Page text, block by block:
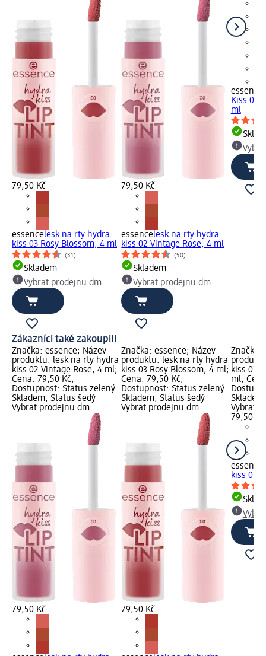
79,50 Kč
essencelesk na rty hydra
kiss 03 Rosy Blossom, 4 ml
(31)
Skladem
Vybrat prodejnu dm
79,50 Kč
essencelesk na rty hydra
kiss 02 Vintage Rose, 4 ml
(50)
Skladem
Vybrat prodejnu dm
essence
Kiss 09
ml
Zákazníci také zakoupili
Značka: essence; Název
produktu: lesk na rty hydra
kiss 02 Vintage Rose, 4 ml;
Cena: 79,50 Kč;
Dostupnost: Status zelený
Skladem, Status šedý
Vybrat prodejnu dm
79,50 Kč
Značka: essence; Název
produktu: lesk na rty hydra
kiss 03 Rosy Blossom, 4 ml;
Cena: 79,50 Kč;
Dostupnost: Status zelený
Skladem, Status šedý
Vybrat prodejnu dm
79,50 Kč
Značka:
kiss 07
ml;
Vybrat
79,50 Kč
essence
kiss 07